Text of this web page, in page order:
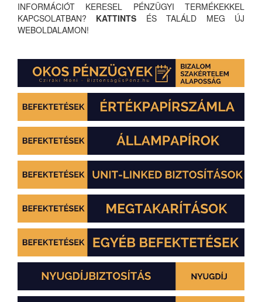
INFORMÁCIÓT KERESEL PÉNZÜGYI TERMÉKEKKEL
KAPCSOLATBAN? KATTINTS ÉS TALÁLD MEG ÚJ
WEBOLDALAMON!